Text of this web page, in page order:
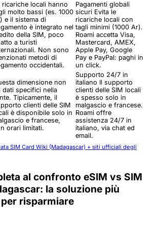
ricariche locali hanno
molto bassi (es. 1000
e il sistema di
è integrato nel
della SIM, poco
a turisti
Non sono
metodi di
occidentali.
Pagamenti globali
sicuri Evita le
ricariche locali con
tagli minimi (1000 Ar).
Roami accetta Visa,
Mastercard, AMEX,
Apple Pay, Google
Pay e PayPal: paghi in
un click.
dimensione non
dati specifici nella
Tipicamente, il
clienti delle SIM
è disponibile solo in
e francese,
orari limitati.
Supporto 24/7 in
italiano Il supporto
clienti delle SIM locali
è spesso solo in
malgascio e francese.
Roami offre
assistenza 24/7 in
italiano, via chat ed
email.
SIM Card Wiki (Madagascar) + siti ufficiali degli
al confronto eSIM vs SIM
la soluzione più
risparmiare